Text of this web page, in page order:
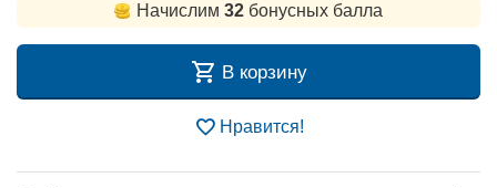
Начислим 32 бонусных балла
В корзину
Нравится!